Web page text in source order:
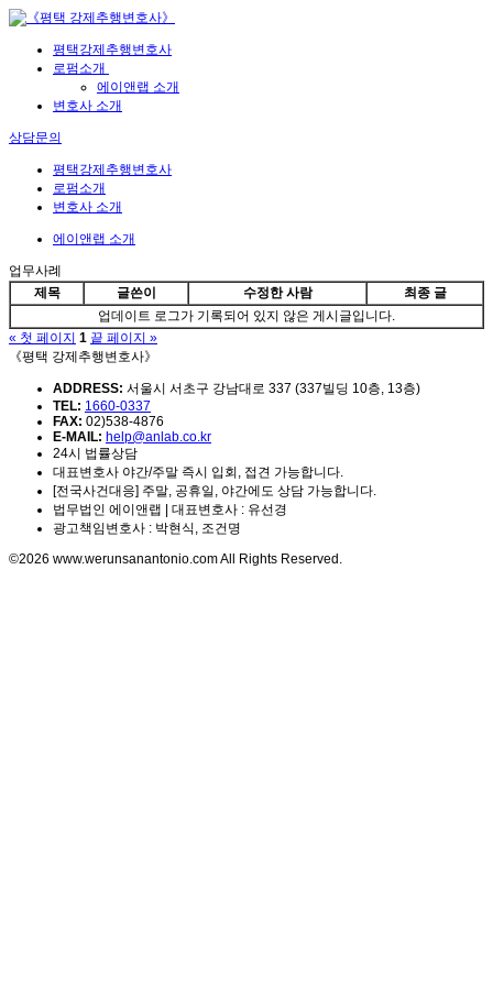
평택강제추행변호사
로펌소개
에이앤랩 소개
변호사 소개
상담문의
평택강제추행변호사
로펌소개
변호사 소개
에이앤랩 소개
업무사례
제목
글쓴이 수정한 사람
최종 글
업데이트 로그가 기록되어 있지 않은 게시글입니다.
« 첫 페이지 1 끝 페이지 »
《평택 강제추행변호사》
ADDRESS: 서울시 서초구 강남대로 337 (337빌딩 10층, 13층)
TEL: 1660-0337
FAX: 02)538-4876
E-MAIL: help@anlab.co.kr
24시 법률상담
대표변호사 야간/주말 즉시 입회, 접견 가능합니다.
[전국사건대응] 주말, 공휴일, 야간에도 상담 가능합니다.
법무법인 에이앤랩 | 대표변호사 : 유선경
광고책임변호사 : 박현식, 조건명
©2026 www.werunsanantonio.com All Rights Reserved.